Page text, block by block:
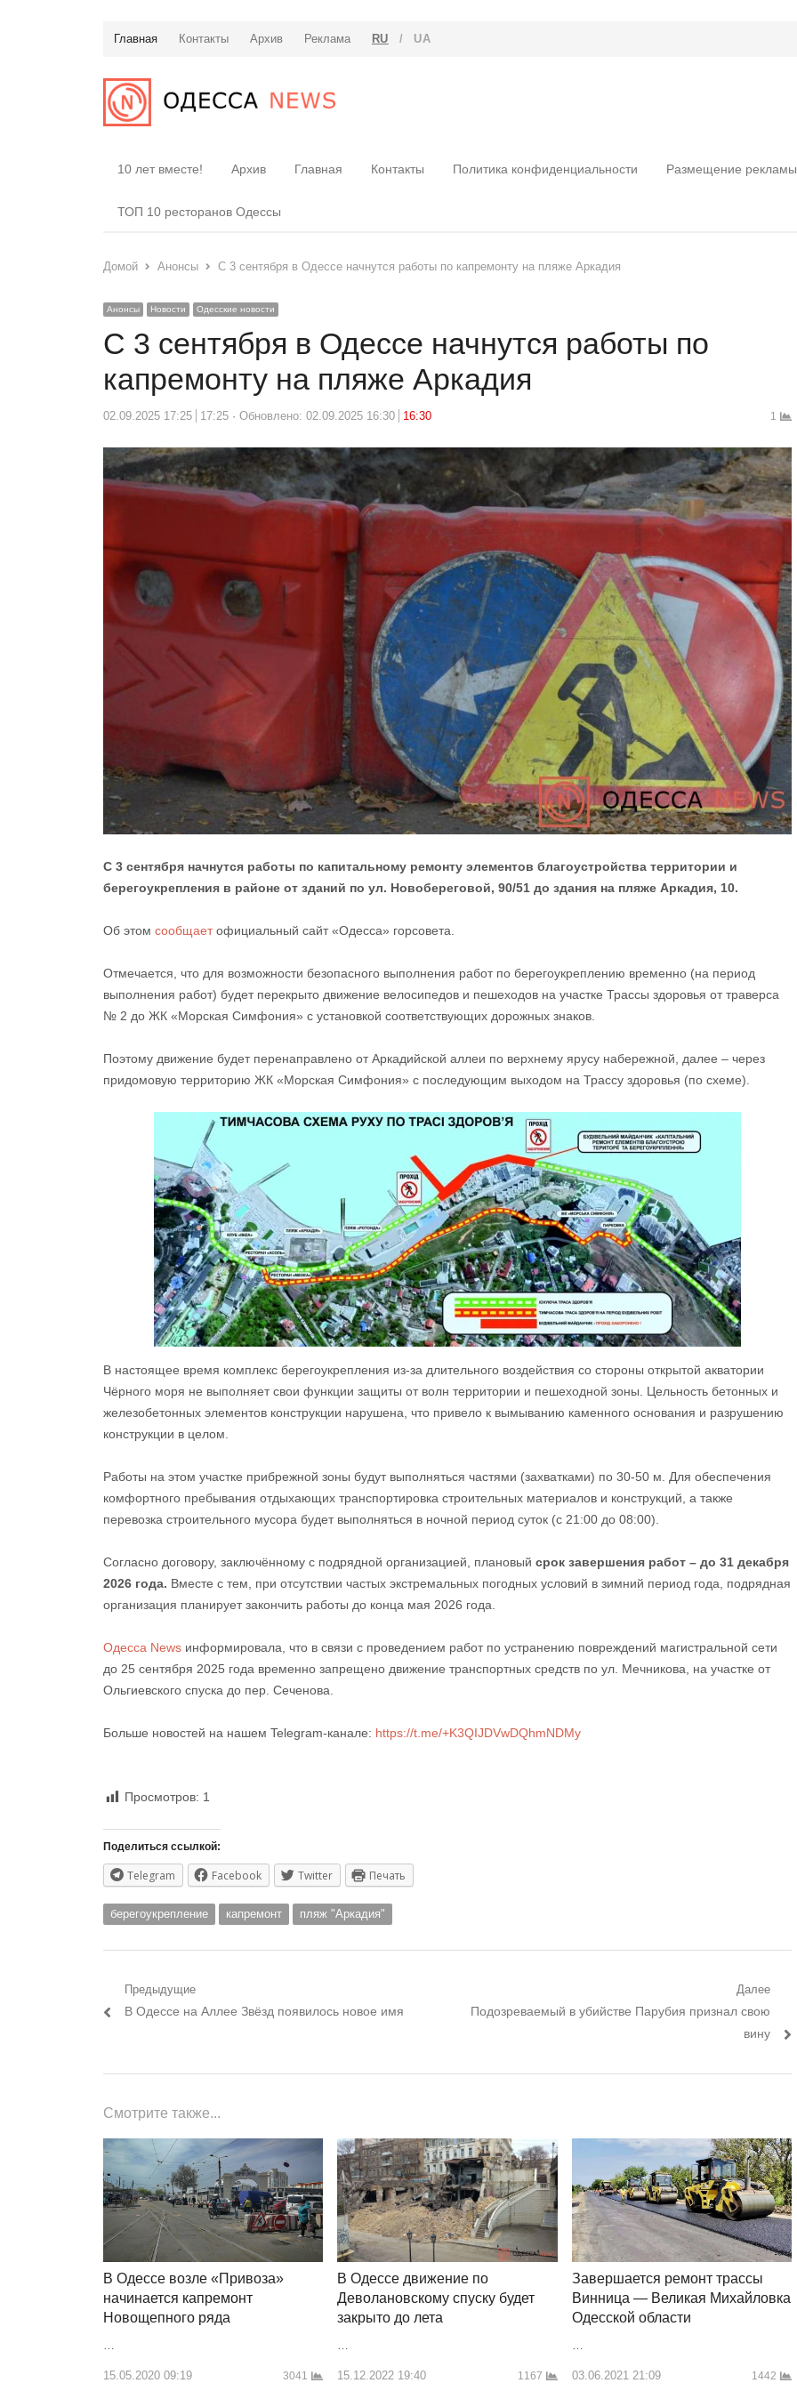
Главная Контакты Архив Реклама RU / UA
10 лет вместе! Архив Главная Контакты Политика конфиденциальности Размещение рекламы
ТОП 10 ресторанов Одессы
Домой Анонсы С 3 сентября в Одессе начнутся работы по капремонту на пляже Аркадия
Анонсы Новости Одесские новости
С 3 сентября в Одессе начнутся работы по
капремонту на пляже Аркадия
02.09.2025 17:25 17:25 Обновлено: 02.09.2025 16:30 16:30 1
С 3 сентября начнутся работы по капитальному ремонту элементов благоустройства территории и
берегоукрепления в районе от зданий по ул. Новобереговой, 90/51 до здания на пляже Аркадия, 10.
Об этом сообщаетофициальный сайт «Одесса» горсовета.
Отмечается, что для возможности безопасного выполнения работ по берегоукреплению временно (на период
выполнения работ) будет перекрыто движение велосипедов и пешеходов на участке Трассы здоровья от траверса
№ 2 до ЖК «Морская Симфония» с установкой соответствующих дорожных знаков.
Поэтому движение будет перенаправлено от Аркадийской аллеи по верхнему ярусу набережной, далее – через
придомовую территорию ЖК «Морская Симфония» с последующим выходом на Трассу здоровья (по схеме).
В настоящее время комплекс берегоукрепления из-за длительного воздействия со стороны открытой акватории
Чёрного моря не выполняет свои функции защиты от волн территории и пешеходной зоны. Цельность бетонных и
железобетонных элементов конструкции нарушена, что привело к вымыванию каменного основания и разрушению
конструкции в целом.
Работы на этом участке прибрежной зоны будут выполняться частями (захватками) по 30-50 м. Для обеспечения
комфортного пребывания отдыхающих транспортировка строительных материалов и конструкций, а также
перевозка строительного мусора будет выполняться в ночной период суток (с 21:00 до 08:00).
Согласно договору, заключённому с подрядной организацией, плановый срок завершения работ – до 31 декабря
2026 года. Вместе с тем, при отсутствии частых экстремальных погодных условий в зимний период года, подрядная
организация планирует закончить работы до конца мая 2026 года.
Одесса News информировала, что в связи с проведением работ по устранению повреждений магистральной сети
до 25 сентября 2025 года временно запрещено движение транспортных средств по ул. Мечникова, на участке от
Ольгиевского спуска до пер. Сеченова.
Больше новостей на нашем Telegram-канале: https://t.me/+K3QIJDVwDQhmNDMy
Просмотров: 1
Поделиться ссылкой:
Telegram Facebook Twitter Печать
берегоукрепление капремонт пляж "Аркадия"
Навигация
Предыдущие
Предыдущий
В Одессе на Аллее Звёзд появилось новое имя
Далее
Следующий
Подозреваемый в убийстве Парубия признал свою
вину
Смотрите также...
В Одессе возле «Привоза»
начинается капремонт
Новощепного ряда
…
15.05.2020 09:19 3041
В Одессе движение по
Деволановскому спуску будет
закрыто до лета
…
15.12.2022 19:40 1167
Завершается ремонт трассы
Винница — Великая Михайловка
Одесской области
…
03.06.2021 21:09 1442